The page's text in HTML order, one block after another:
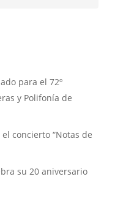
para el 72º
y Polifonía de
concierto “Notas de
su 20 aniversario